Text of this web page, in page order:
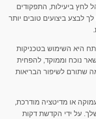
לחץ ביעילות, התפקודים
לבצע ביצועים טובים יותר
היא השימוש בטכניקות
נוכח וממוקד, להפחית
שתורם לשיפור הבריאות
עמוקה או מדיטציה מודרכת,
על ידי הקדשת דקות